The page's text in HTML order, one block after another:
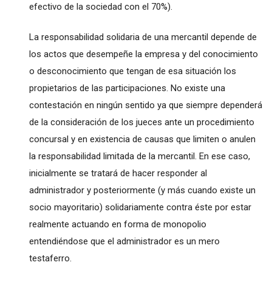
efectivo de la sociedad con el 70%).
La responsabilidad solidaria de una mercantil depende de
los actos que desempeñe la empresa y del conocimiento
o desconocimiento que tengan de esa situación los
propietarios de las participaciones. No existe una
contestación en ningún sentido ya que siempre dependerá
de la consideración de los jueces ante un procedimiento
concursal y en existencia de causas que limiten o anulen
la responsabilidad limitada de la mercantil. En ese caso,
inicialmente se tratará de hacer responder al
administrador y posteriormente (y más cuando existe un
socio mayoritario) solidariamente contra éste por estar
realmente actuando en forma de monopolio
entendiéndose que el administrador es un mero
testaferro.